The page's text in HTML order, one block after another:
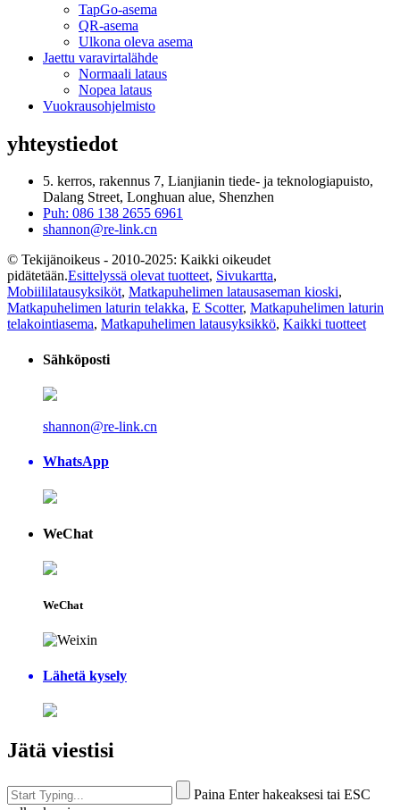
TapGo-asema
QR-asema
Ulkona oleva asema
Jaettu varavirtalähde
Normaali lataus
Nopea lataus
Vuokrausohjelmisto
yhteystiedot
5. kerros, rakennus 7, Lianjianin tiede- ja teknologiapuisto,
Dalang Street, Longhuan alue, Shenzhen
Puh: 086 138 2655 6961
shannon@re-link.cn
© Tekijänoikeus - 2010-2025: Kaikki oikeudet
pidätetään.Esittelyssä olevat tuotteet, Sivukartta,
Mobiililatausyksiköt, Matkapuhelimen latausaseman kioski,
Matkapuhelimen laturin telakka, E Scotter, Matkapuhelimen laturin
telakointiasema, Matkapuhelimen latausyksikkö, Kaikki tuotteet
Sähköposti
shannon@re-link.cn
WhatsApp
WeChat
WeChat
Lähetä kysely
Jätä viestisi
Paina Enter hakeaksesi tai ESC